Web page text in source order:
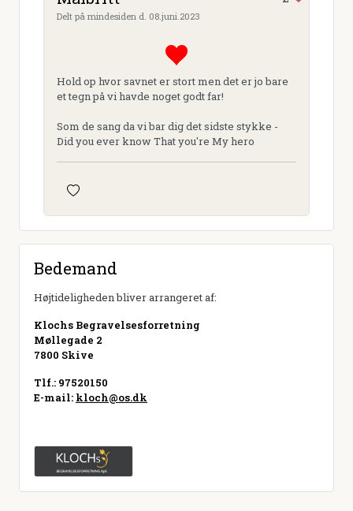
Delt på mindesiden d. 08.juni.2023
Hold op hvor savnet er stort men det er jo bare
et tegn på vi havde noget godt far!
Som de sang da vi bar dig det sidste stykke -
Did you ever know That you're My hero
Bedemand
Højtideligheden bliver arrangeret af:
Klochs Begravelsesforretning
Møllegade 2
7800 Skive
Tlf.: 97520150
E-mail: kloch@os.dk